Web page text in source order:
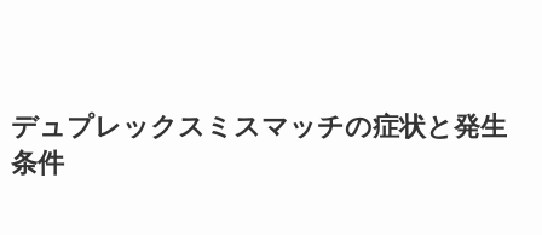
デュプレックスミスマッチの症状と発生
条件